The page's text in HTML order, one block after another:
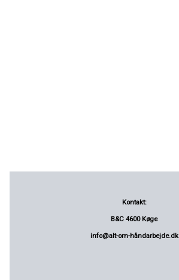
Kontakt:
B&C 4600 Køge
info@alt-om-håndarbejde.dk